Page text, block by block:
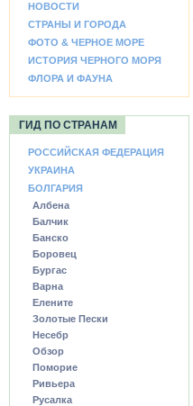
НОВОСТИ
СТРАНЫ И ГОРОДА
ФОТО & ЧЕРНОЕ МОРЕ
ИСТОРИЯ ЧЕРНОГО МОРЯ
ФЛОРА И ФАУНА
ГИД ПО СТРАНАМ
РОССИЙСКАЯ ФЕДЕРАЦИЯ
УКРАИНА
БОЛГАРИЯ
Албена
Балчик
Банско
Боровец
Бургас
Варна
Елените
Золотые Пески
Несебр
Обзор
Поморие
Ривьера
Русалка